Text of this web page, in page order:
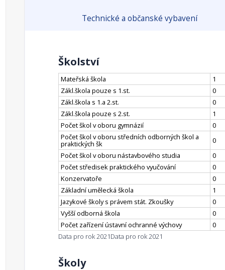
Technické a občanské vybavení
Školství
Mateřská škola
1
Zákl.škola pouze s 1.st.
0
Zákl.škola s 1.a 2.st.
0
Zákl.škola pouze s 2.st.
1
Počet škol v oboru gymnázií
0
Počet škol v oboru středních odborných škol a
praktických šk
0
Počet škol v oboru nástavbového studia
0
Počet středisek praktického vyučování
0
Konzervatoře
0
Základní umělecká škola
1
Jazykové školy s právem stát. Zkoušky
0
Vyšší odborná škola
0
Počet zařízení ústavní ochranné výchovy
0
Data pro rok 2021Data pro rok 2021
Školy